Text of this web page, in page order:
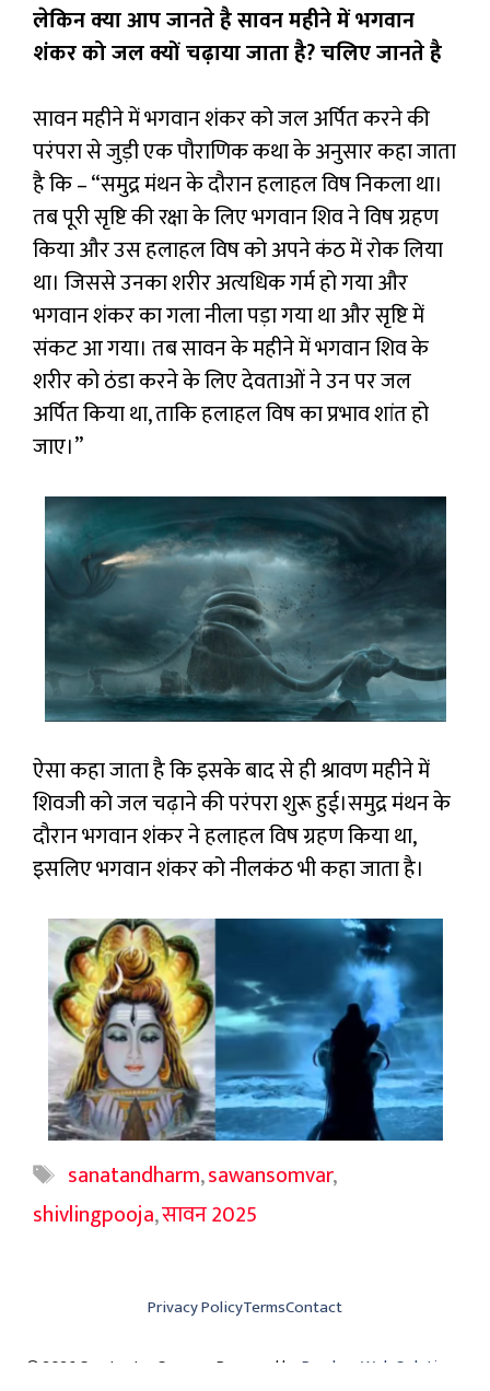
लेकिन क्या आप जानते है सावन महीने में भगवान
शंकर को जल क्यों चढ़ाया जाता है? चलिए जानते है
सावन महीने में भगवान शंकर को जल अर्पित करने की
परंपरा से जुड़ी एक पौराणिक कथा के अनुसार कहा जाता
है कि – “समुद्र मंथन के दौरान हलाहल विष निकला था।
तब पूरी सृष्टि की रक्षा के लिए भगवान शिव ने विष ग्रहण
किया और उस हलाहल विष को अपने कंठ में रोक लिया
था। जिससे उनका शरीर अत्यधिक गर्म हो गया और
भगवान शंकर का गला नीला पड़ा गया था और सृष्टि में
संकट आ गया। तब सावन के महीने में भगवान शिव के
शरीर को ठंडा करने के लिए देवताओं ने उन पर जल
अर्पित किया था, ताकि हलाहल विष का प्रभाव शांत हो
जाए।”
ऐसा कहा जाता है कि इसके बाद से ही श्रावण महीने में
शिवजी को जल चढ़ाने की परंपरा शुरू हुई।समुद्र मंथन के
दौरान भगवान शंकर ने हलाहल विष ग्रहण किया था,
इसलिए भगवान शंकर को नीलकंठ भी कहा जाता है।
Tags
sanatandharm,sawansomvar,
shivlingpooja,सावन 2025
© 2026 Swatantra Samay • Powered by Parshva Web Solutions
Privacy PolicyTermsContact